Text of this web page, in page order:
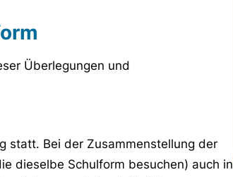
Überlegungen und
statt. Bei der Zusammenstellung der
dieselbe Schulform besuchen) auch in